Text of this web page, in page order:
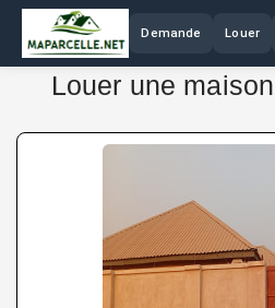
Demande Louer
Louer une